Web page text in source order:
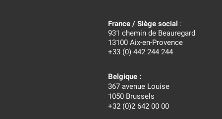
France / Siège social :
931 chemin de Beauregard
13100 Aix-en-Provence
+33 (0) 442 244 244
Belgique :
367 avenue Louise
1050 Brussels
+32 (0)2 642 00 00